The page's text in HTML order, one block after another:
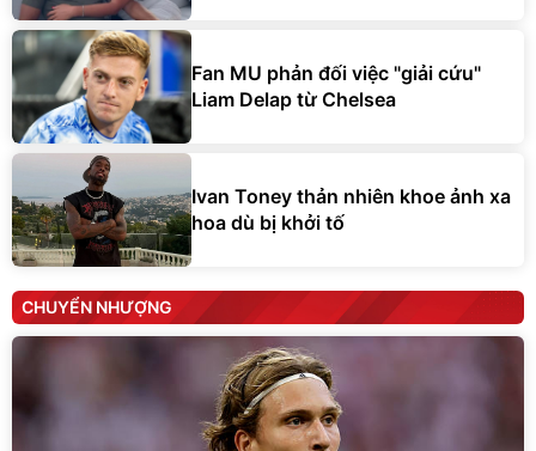
Fan MU phản đối việc "giải cứu"
Liam Delap từ Chelsea
Ivan Toney thản nhiên khoe ảnh xa
hoa dù bị khởi tố
CHUYỂN NHƯỢNG